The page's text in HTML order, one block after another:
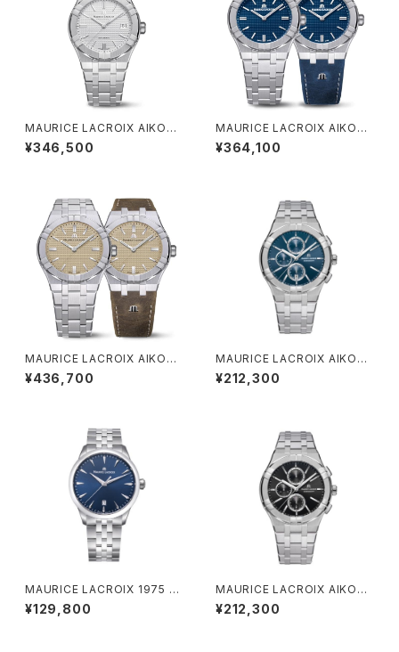
MAURICE LACROIX AIKON
AUTOMATIC DATE 39MM
¥346,500
MAURICE LACROIX AIKON
MANUAL CLUB JAPAN EDI
TION
¥364,100
MAURICE LACROIX AIKON
MANUAL CLUB JAPAN EDI
TION 39mm
¥436,700
MAURICE LACROIX AIKON
Quartz Chronograph
¥212,300
MAURICE LACROIX 1975 Q
uartz 39mm
¥129,800
MAURICE LACROIX AIKON
Quartz Chronograph
¥212,300